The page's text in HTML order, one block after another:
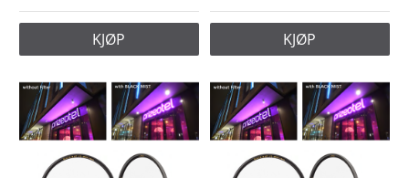
KJØP KJØP